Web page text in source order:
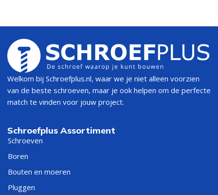
Welkom bij Schroefplus.nl, waar we je niet alleen voorzien
van de beste schroeven, maar je ook helpen om de perfecte
match te vinden voor jouw project.
Schroefplus Assortiment
Schroeven
Boren
Bouten en moeren
Pluggen